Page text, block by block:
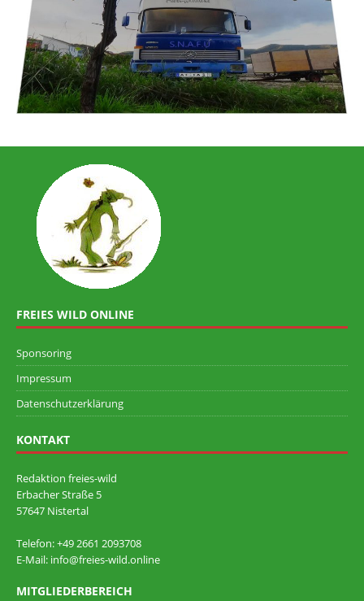
FREIES WILD ONLINE
Sponsoring
Impressum
Datenschutzerklärung
KONTAKT
Redaktion freies-wild
Erbacher Straße 5
57647 Nistertal
Telefon: +49 ‭2661 2093708
E-Mail: info@freies-wild.online
MITGLIEDERBEREICH